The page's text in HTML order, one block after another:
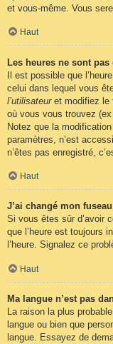
et vous-même. Vous
Haut
Les heures ne sont pas
Il est possible que
celui dans lequel vous
l’utilisateuret modifiez le
où vous vous trouvez
Notez que la
paramètres, n’est
n’êtes pas enregistré,
Haut
J’ai changé mon
Si vous êtes sûr d’avoir
que l’heure est toujours
l’heure. Signalez ce
Haut
Ma langue n’est pas
La raison la plus
langue ou bien que
langue. Essayez de